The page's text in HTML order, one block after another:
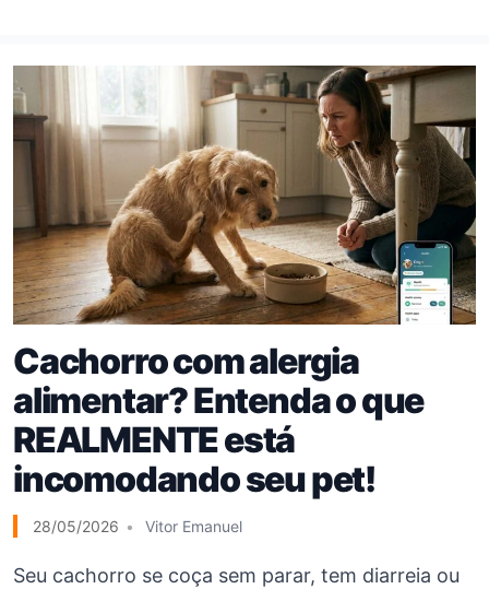
Cachorro com alergia
alimentar? Entenda o que
REALMENTE está
incomodando seu pet!
28/05/2026 Vitor Emanuel
Seu cachorro se coça sem parar, tem diarreia ou